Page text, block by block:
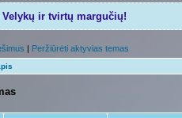
ir tvirtų margučių!
| Peržiūrėti aktyvias temas